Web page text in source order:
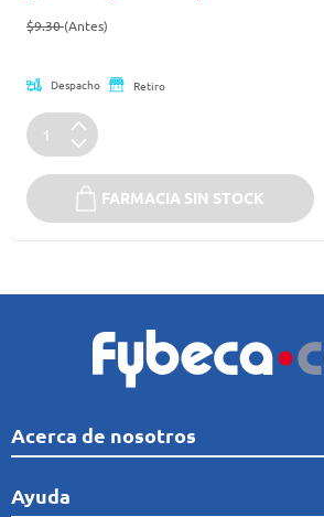
Precio reducido de
$9.30(Antes)
Despacho Retiro
FARMACIA SIN STOCK
Acerca de nosotros
Quiénes Somos
Ayuda